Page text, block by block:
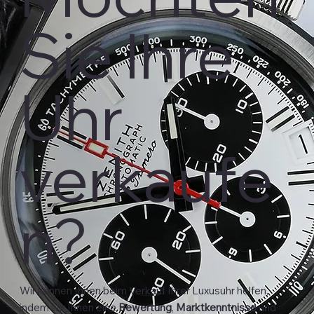
Sie Ihre
Uhr
verkaufe
n?
Wir können Ihnen beim Verkauf Ihrer Luxusuhr helfen,
indem wir Ihnen eineBewertung, Marktkenntnisseund